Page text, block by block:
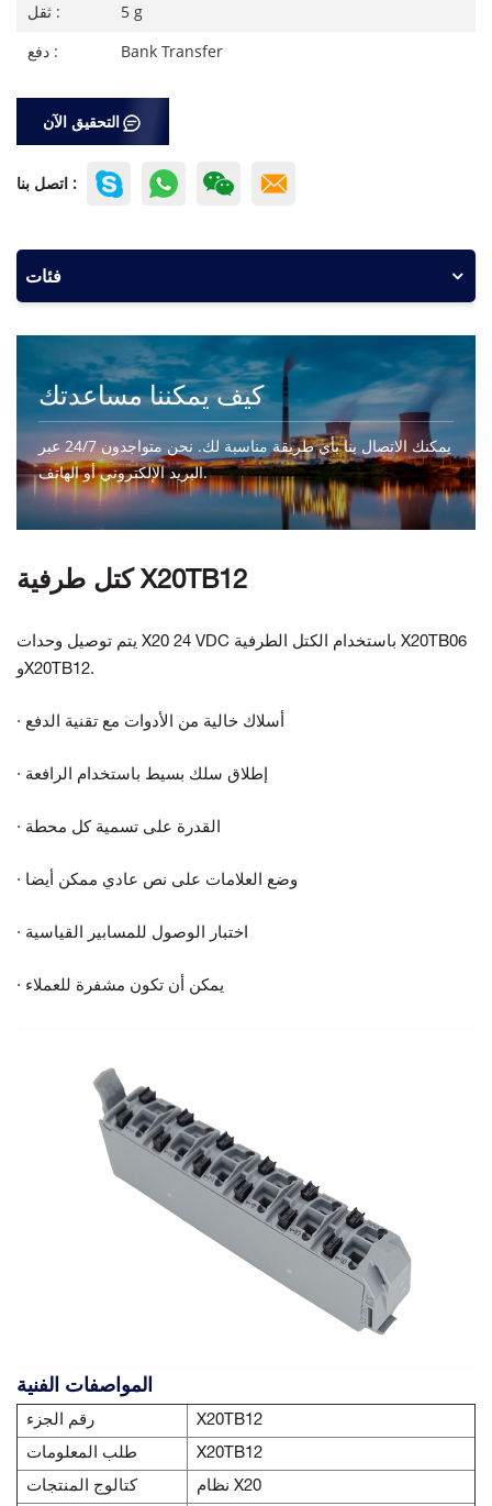
ثقل :
5 g
دفع :
Bank Transfer
التحقيق الآن
اتصل بنا :
فئات
كيف يمكننا مساعدتك
يمكنك الاتصال بنا بأي طريقة مناسبة لك. نحن متواجدون 24/7 عبر
البريد الإلكتروني أو الهاتف.
اتصل بنا
كتل طرفية X20TB12
يتم توصيل وحدات X20 24 VDC باستخدام الكتل الطرفية X20TB06
وX20TB12.
· أسلاك خالية من الأدوات مع تقنية الدفع
· إطلاق سلك بسيط باستخدام الرافعة
· القدرة على تسمية كل محطة
· وضع العلامات على نص عادي ممكن أيضا
· اختبار الوصول للمسابير القياسية
· يمكن أن تكون مشفرة للعملاء
المواصفات الفنية
رقم الجزء X20TB12
طلب المعلومات X20TB12
كتالوج المنتجات نظام X20